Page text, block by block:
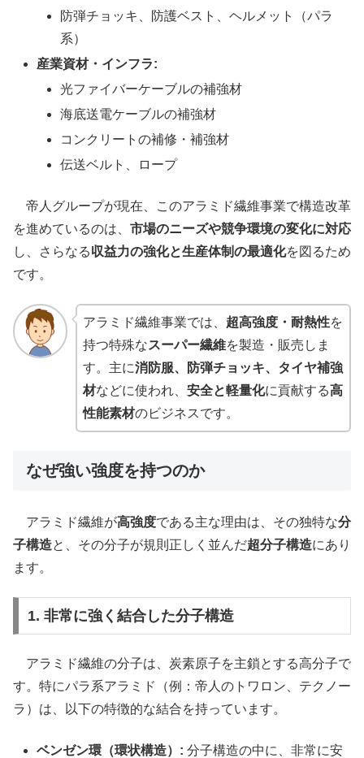
防弾チョッキ、防護ベスト、ヘルメット（パラ
系）
産業資材・インフラ:
光ファイバーケーブルの補強材
海底送電ケーブルの補強材
コンクリートの補修・補強材
伝送ベルト、ロープ
帝人グループが現在、このアラミド繊維事業で構造改革
を進めているのは、 市場のニーズや競争環境の変化に対応
し、さらなる収益力の強化と生産体制の最適化を図るため
です。
アラミド繊維事業では、 超高強度・耐熱性を
持つ特殊なスーパー繊維を製造・販売しま
す。主に消防服、防弾チョッキ、タイヤ補強
材などに使われ、 安全と軽量化に貢献する高
性能素材のビジネスです。
なぜ強い強度を持つのか
アラミド繊維が高強度である主な理由は、その独特な分
子構造と、その分子が規則正しく並んだ超分子構造にあり
ます。
1. 非常に強く結合した分子構造
アラミド繊維の分子は、炭素原子を主鎖とする高分子で
す。特にパラ系アラミド（例：帝人のトワロン、テクノー
ラ）は、以下の特徴的な結合を持っています。
ベンゼン環（環状構造）: 分子構造の中に、非常に安